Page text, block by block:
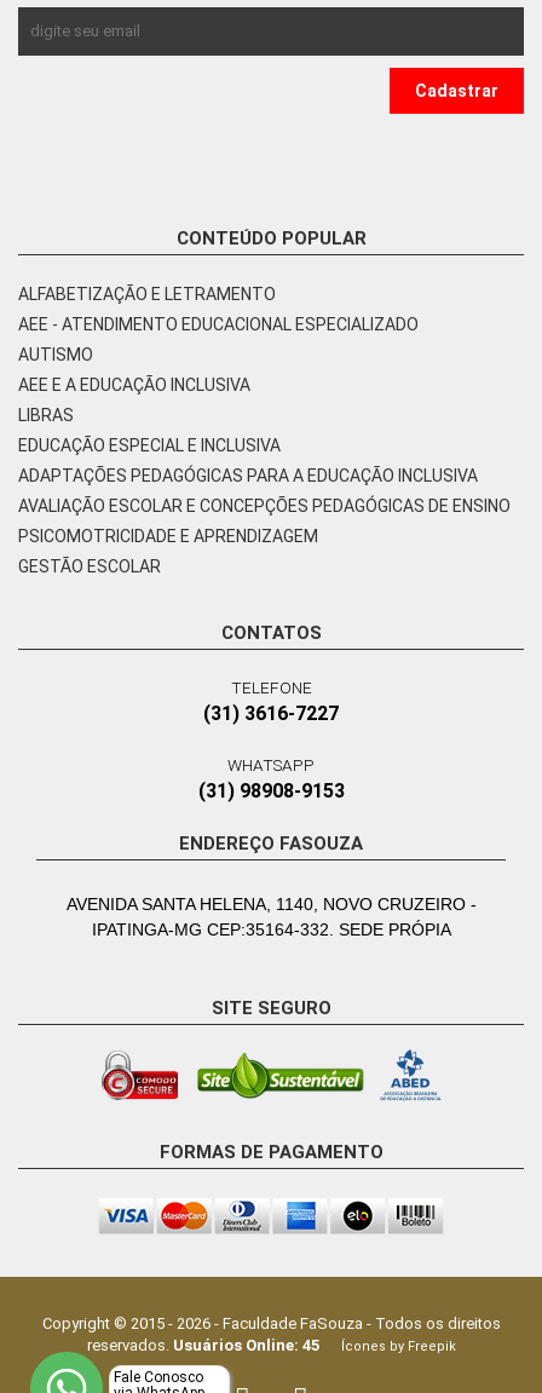
CONTEÚDO POPULAR
ALFABETIZAÇÃO E LETRAMENTO
AEE - ATENDIMENTO EDUCACIONAL ESPECIALIZADO
AUTISMO
AEE E A EDUCAÇÃO INCLUSIVA
LIBRAS
EDUCAÇÃO ESPECIAL E INCLUSIVA
ADAPTAÇÕES PEDAGÓGICAS PARA A EDUCAÇÃO INCLUSIVA
AVALIAÇÃO ESCOLAR E CONCEPÇÕES PEDAGÓGICAS DE ENSINO
PSICOMOTRICIDADE E APRENDIZAGEM
GESTÃO ESCOLAR
CONTATOS
TELEFONE
(31) 3616-7227
WHATSAPP
(31) 98908-9153
ENDEREÇO FASOUZA
AVENIDA SANTA HELENA, 1140, NOVO CRUZEIRO -
IPATINGA-MG CEP:35164-332. SEDE PRÓPIA
SITE SEGURO
FORMAS DE PAGAMENTO
Copyright © 2015 - 2026- Faculdade FaSouza - Todos os direitos
reservados. Usuários Online: 45Ícones by Freepik
Fale Conosco